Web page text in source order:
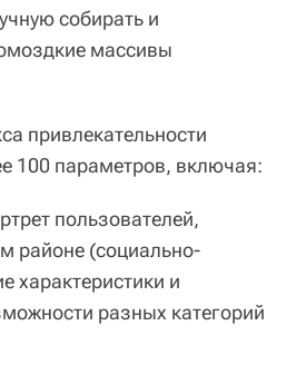
собирать и
массивы
привлекательности
100 параметров, включая:
пользователей,
районе (социально-
характеристики и
разных категорий